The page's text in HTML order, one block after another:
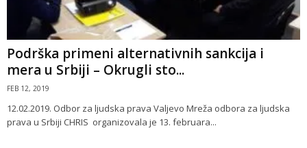
Podrška primeni alternativnih sankcija i
mera u Srbiji – Okrugli sto...
FEB 12, 2019
12.02.2019. Odbor za ljudska prava Valjevo Mreža odbora za ljudska
prava u Srbiji CHRIS organizovala je 13. februara...